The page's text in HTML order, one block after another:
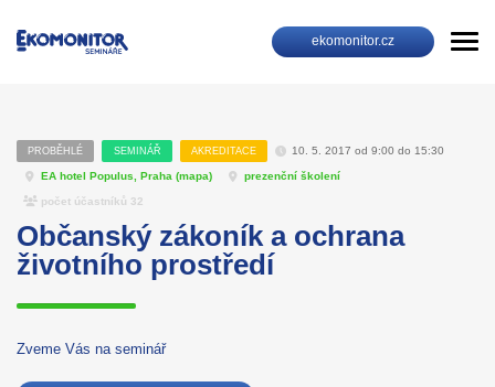
ekomonitor.cz
PROBĚHLÉ SEMINÁŘ AKREDITACE 10. 5. 2017 od 9:00 do 15:30
EA hotel Populus, Praha (mapa) prezenční školení
počet účastníků 32
Občanský zákoník a ochrana
životního prostředí
Zveme Vás na seminář